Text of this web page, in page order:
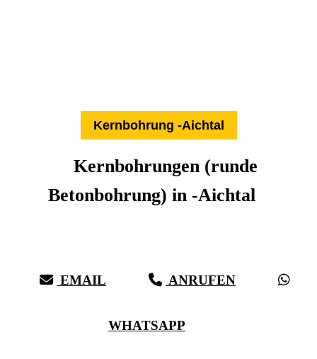
Kernbohrung -Aichtal
Kernbohrungen (runde
Betonbohrung) in -Aichtal
EMAIL ANRUFEN
WHATSAPP